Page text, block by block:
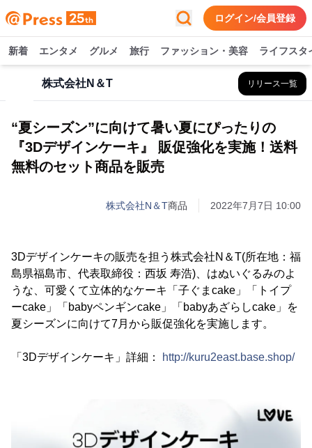
ログイン/会員登録
新着 エンタメ グルメ 旅行 ファッション・美容 ライフスタ
株式会社N＆T リリース一覧
“夏シーズン”に向けて暑い夏にぴったりの
『3Dデザインケーキ』 販促強化を実施！送料
無料のセット商品を販売
株式会社N＆T商品 2022年7月7日 10:00
3Dデザインケーキの販売を担う株式会社N＆T(所在地：福
島県福島市、代表取締役：西坂 寿浩)、はぬいぐるみのよ
うな、可愛くて立体的なケーキ「子ぐまcake」「トイプ
ーcake」「babyペンギンcake」「babyあざらしcake」を
夏シーズンに向けて7月から販促強化を実施します。
「3Dデザインケーキ」詳細： http://kuru2east.base.shop/